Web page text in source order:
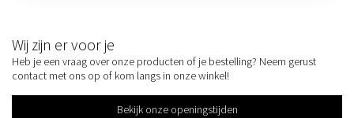
Wij zijn er voor je
Heb je een vraag over onze producten of je bestelling? Neem gerust
contact met ons op of kom langs in onze winkel!
Bekijk onze openingstijden